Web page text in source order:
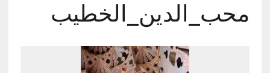
محب_الدين_الخطيب